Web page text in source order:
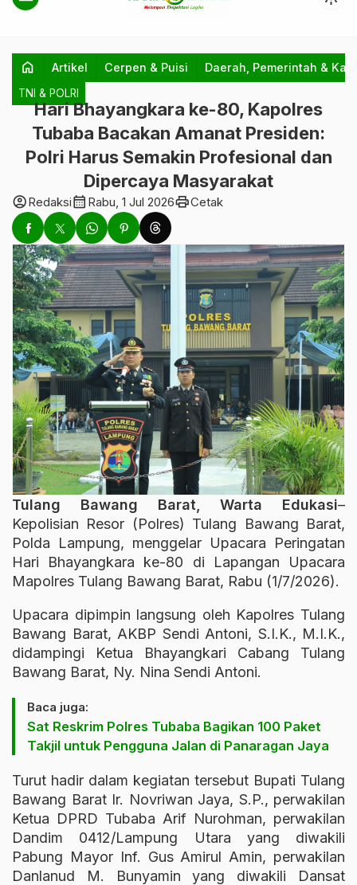
home Artikel Cerpen & Puisi Daerah, Pemerintah &
TNI & POLRI
Hari Bhayangkara ke-80, Kapolres
Tubaba Bacakan Amanat Presiden:
Polri Harus Semakin Profesional dan
Dipercaya Masyarakat
account_circleRedaksicalendar_month Rabu, 1 Jul 2026printCetak
Tulang Bawang Barat, Warta Edukasi–
Kepolisian Resor (Polres) Tulang Bawang Barat,
Polda Lampung, menggelar Upacara Peringatan
Hari Bhayangkara ke-80 di Lapangan Upacara
Mapolres Tulang Bawang Barat, Rabu (1/7/2026).
Upacara dipimpin langsung oleh Kapolres Tulang
Bawang Barat, AKBP Sendi Antoni, S.I.K., M.I.K.,
didampingi Ketua Bhayangkari Cabang Tulang
Bawang Barat, Ny. Nina Sendi Antoni.
Baca juga:
Sat Reskrim Polres Tubaba Bagikan 100 Paket
Takjil untuk Pengguna Jalan di Panaragan Jaya
Turut hadir dalam kegiatan tersebut Bupati Tulang
Bawang Barat Ir. Novriwan Jaya, S.P., perwakilan
Ketua DPRD Tubaba Arif Nurohman, perwakilan
Dandim 0412/Lampung Utara yang diwakili
Pabung Mayor Inf. Gus Amirul Amin, perwakilan
Danlanud M. Bunyamin yang diwakili Dansat